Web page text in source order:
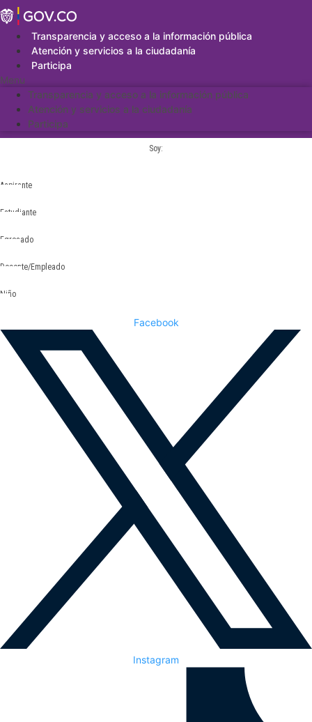
Saltar
al
contenidoTransparencia y acceso a la información pública
Atención y servicios a la ciudadanía
Participa
Menu
Transparencia y acceso a la información pública
Atención y servicios a la ciudadanía
Participa
Soy:
Aspirante
Estudiante
Egresado
Docente/Empleado
Niño
Facebook
Instagram